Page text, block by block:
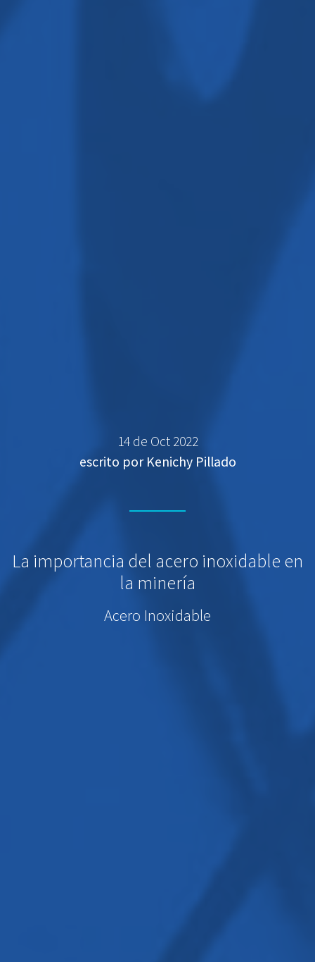
14 de Oct 2022
escrito por Kenichy Pillado
La importancia del acero inoxidable en
la minería
Acero Inoxidable